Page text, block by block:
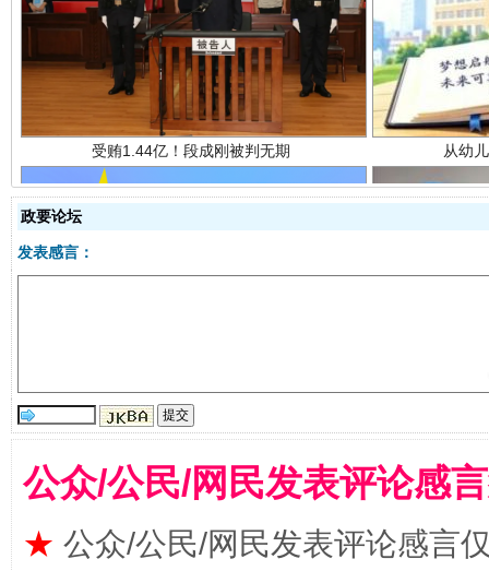
全民健身五年计划来了！等你上场
阿坝州三大球赛在茂县开幕 规模
政要论坛
发表感言：
公众/公民/网民发表评论感
★ 公众/公民/网民发表评论感言